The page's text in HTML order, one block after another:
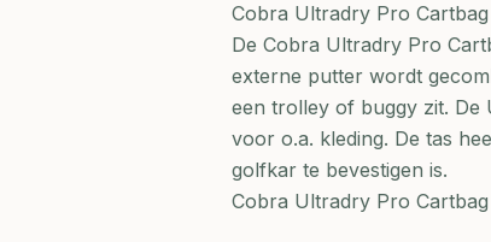
Cobra Ultradry Pro Cartbag
De Cobra Ultradry Pro
externe putter wordt
een trolley of buggy zit. De
voor o.a. kleding. De tas
golfkar te bevestigen is.
Cobra Ultradry Pro Cartbag